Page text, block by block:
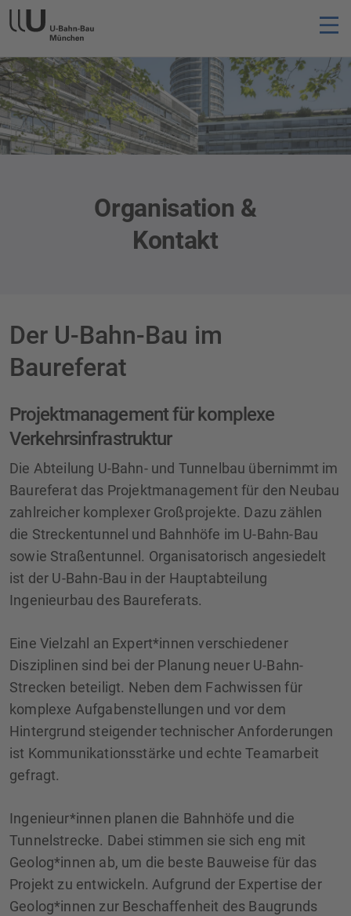
Organisation &
Kontakt
Der U-Bahn-Bau im
Baureferat
Projektmanagement für komplexe
Verkehrsinfrastruktur
Die Abteilung U-Bahn- und Tunnelbau übernimmt im
Baureferat das Projektmanagement für den Neubau
zahlreicher komplexer Großprojekte. Dazu zählen
die Streckentunnel und Bahnhöfe im U-Bahn-Bau
sowie Straßentunnel. Organisatorisch angesiedelt
ist der U-Bahn-Bau in der Hauptabteilung
Ingenieurbau des Baureferats.
Eine Vielzahl an Expert*innen verschiedener
Disziplinen sind bei der Planung neuer U-Bahn-
Strecken beteiligt. Neben dem Fachwissen für
komplexe Aufgabenstellungen und vor dem
Hintergrund steigender technischer Anforderungen
ist Kommunikationsstärke und echte Teamarbeit
gefragt.
Ingenieur*innen planen die Bahnhöfe und die
Tunnelstrecke. Dabei stimmen sie sich eng mit
Geolog*innen ab, um die beste Bauweise für das
Projekt zu entwickeln. Aufgrund der Expertise der
Geolog*innen zur Beschaffenheit des Baugrunds